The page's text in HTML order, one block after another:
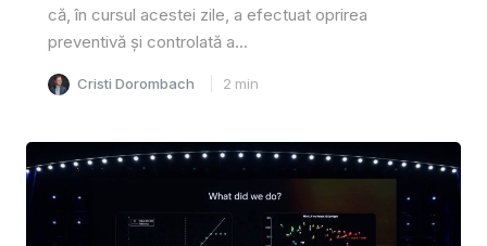
că, în cursul acestei zile, a efectuat oprirea
preventivă și controlată a...
Cristi Dorombach 2 min